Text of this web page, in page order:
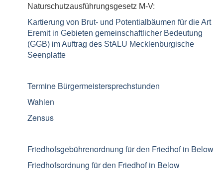
Naturschutzausführungsgesetz M-V:
Kartierung von Brut- und Potentialbäumen für die Art
Eremit in Gebieten gemeinschaftlicher Bedeutung
(GGB) im Auftrag des StALU Mecklenburgische
Seenplatte
Termine Bürgermeistersprechstunden
Wahlen
Zensus
Friedhofsgebührenordnung für den Friedhof in Below
Friedhofsordnung für den Friedhof in Below